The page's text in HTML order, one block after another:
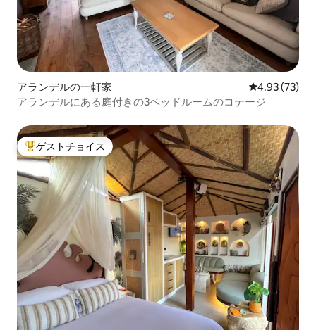
アランデルの一軒家 レビュー73
4.93 (73)
アランデルにある庭付きの3ベッドルームのコテージ
大好評のゲストチョイスです。
ゲストチョイス